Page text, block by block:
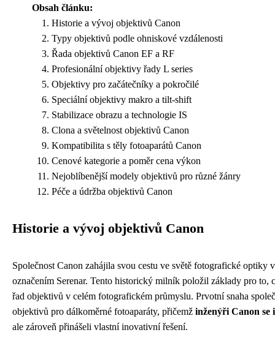
Obsah článku:
Historie a vývoj objektivů Canon
Typy objektivů podle ohniskové vzdálenosti
Řada objektivů Canon EF a RF
Profesionální objektivy řady L series
Objektivy pro začátečníky a pokročilé
Speciální objektivy makro a tilt-shift
Stabilizace obrazu a technologie IS
Clona a světelnost objektivů Canon
Kompatibilita s těly fotoaparátů Canon
Cenové kategorie a poměr cena výkon
Nejoblíbenější modely objektivů pro různé žánry
Péče a údržba objektivů Canon
Historie a vývoj objektivů Canon
Společnost Canon zahájila svou cestu ve světě fotografické
označením Serenar. Tento historický milník položil základy pro to,
řad objektivů v celém fotografickém průmyslu. Prvotní snaha
objektivů pro dálkoměrné fotoaparáty, přičemž inženýři Canon se
ale zároveň přinášeli vlastní inovativní řešení.